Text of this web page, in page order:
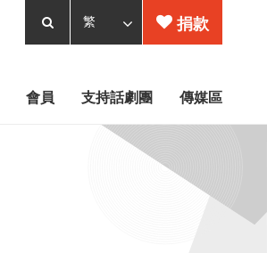
會員 支持話劇團 傳媒區
捐款